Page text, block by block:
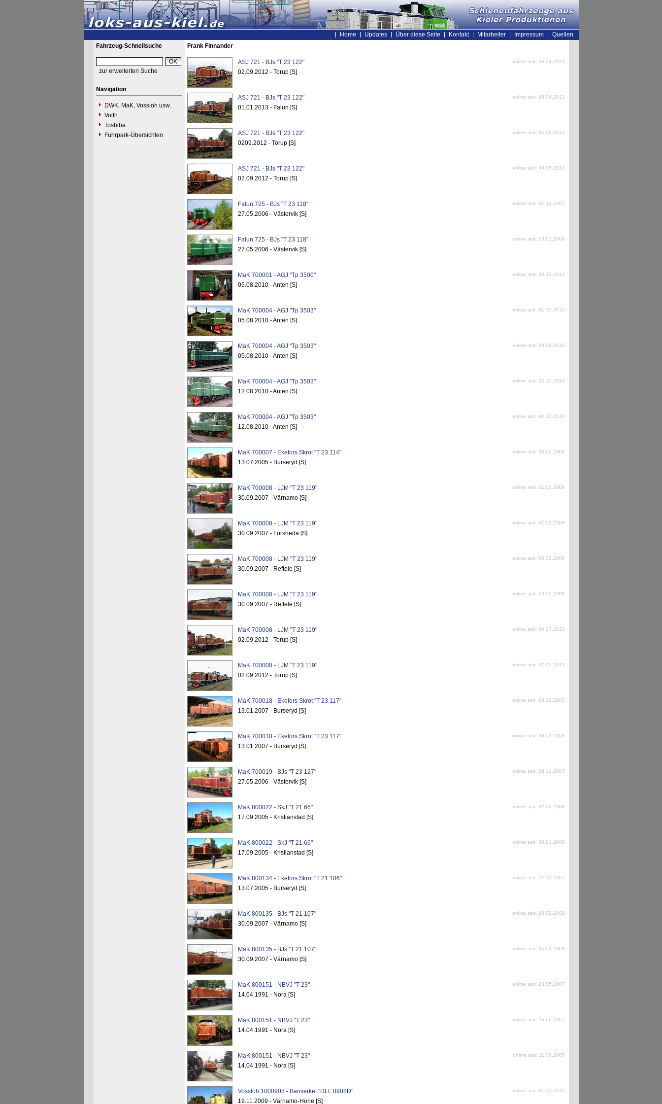
Home Updates Über diese Seite Kontakt Mitarbeiter Impressum
Quellen
Fahrzeug-Schnellsuche
zur erweiterten Suche
Navigation
DWK, MaK, Vossloh usw.
Voith
Toshiba
Fuhrpark-Übersichten
Frank Finnander
ASJ 721 - BJs "T 23 122" online seit: 26.04.2013
02.09.2012 - Torup [S]
ASJ 721 - BJs "T 23 122" online seit: 28.04.2013
01.01.2013 - Falun [S]
ASJ 721 - BJs "T 23 122" online seit: 04.06.2013
0209.2012 - Torup [S]
ASJ 721 - BJs "T 23 122" online seit: 30.05.2013
02.09.2012 - Torup [S]
Falun 725 - BJs "T 23 118" online seit: 31.12.2007
27.05.2006 - Västervik [S]
Falun 725 - BJs "T 23 118" online seit: 13.01.2008
27.05.2006 - Västervik [S]
MaK 700001 - AGJ "Tp 3500" online seit: 30.12.2012
05.08.2010 - Anten [S]
MaK 700004 - AGJ "Tp 3503" online seit: 01.10.2010
05.08.2010 - Anten [S]
MaK 700004 - AGJ "Tp 3503" online seit: 29.09.2010
05.08.2010 - Anten [S]
MaK 700004 - AGJ "Tp 3503" online seit: 02.10.2010
12.08.2010 - Anten [S]
MaK 700004 - AGJ "Tp 3503" online seit: 04.10.2010
12.08.2010 - Anten [S]
MaK 700007 - Ekefors Skrot "T 23 114" online seit: 08.02.2008
13.07.2005 - Burseryd [S]
MaK 700008 - LJM "T 23 119" online seit: 31.01.2008
30.09.2007 - Värnamo [S]
MaK 700008 - LJM "T 23 119" online seit: 07.03.2008
30.09.2007 - Forsheda [S]
MaK 700008 - LJM "T 23 119" online seit: 06.03.2008
30.09.2007 - Reftele [S]
MaK 700008 - LJM "T 23 119" online seit: 10.03.2008
30.09.2007 - Reftele [S]
MaK 700008 - LJM "T 23 119" online seit: 06.07.2013
02.09.2012 - Torup [S]
MaK 700008 - LJM "T 23 119" online seit: 02.05.2013
02.09.2012 - Torup [S]
MaK 700018 - Ekefors Skrot "T 23 117" online seit: 19.12.2007
13.01.2007 - Burseryd [S]
MaK 700018 - Ekefors Skrot "T 23 117" online seit: 09.02.2008
13.01.2007 - Burseryd [S]
MaK 700019 - BJs "T 23 127" online seit: 29.12.2007
27.05.2006 - Västervik [S]
MaK 800022 - SkJ "T 21 66" online seit: 02.02.2008
17.09.2005 - Kristianstad [S]
MaK 800022 - SkJ "T 21 66" online seit: 30.01.2008
17.09.2005 - Kristianstad [S]
MaK 800134 - Ekefors Skrot "T 21 106" online seit: 21.12.2007
13.07.2005 - Burseryd [S]
MaK 800135 - BJs "T 21 107" online seit: 28.02.2008
30.09.2007 - Värnamo [S]
MaK 800135 - BJs "T 21 107" online seit: 05.03.2008
30.09.2007 - Värnamo [S]
MaK 800151 - NBVJ "T 23" online seit: 23.05.2007
14.04.1991 - Nora [S]
MaK 800151 - NBVJ "T 23" online seit: 26.06.2007
14.04.1991 - Nora [S]
MaK 800151 - NBVJ "T 23" online seit: 11.06.2007
14.04.1991 - Nora [S]
Vossloh 1000908 - Banverket "DLL 0908D" online seit: 01.12.2010
19.11.2009 - Värnamo-Hörle [S]